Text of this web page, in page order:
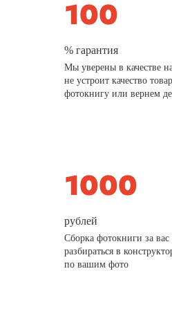
% гарантия
Мы уверены в качестве
не устроит качество
фотокнигу или вернем
рублей
Сборка фотокниги за
разбираться в
по вашим фото